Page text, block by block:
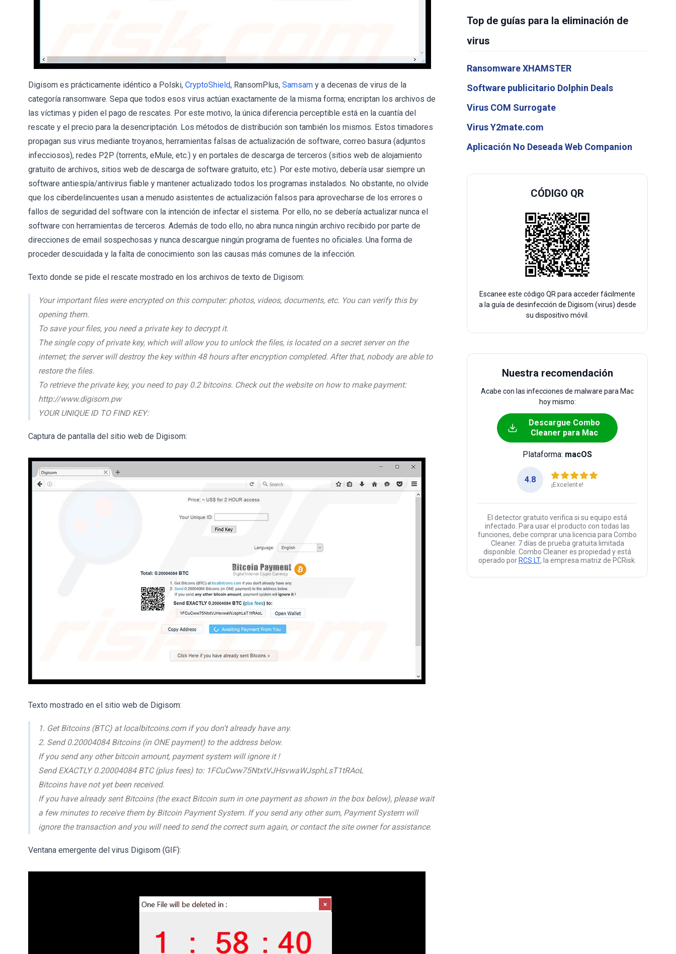
Digisom es prácticamente idéntico a Polski, CryptoShield, RansomPlus, Samsam y a decenas de virus de la
categoría ransomware. Sepa que todos esos virus actúan exactamente de la misma forma; encriptan los archivos de
las víctimas y piden el pago de rescates. Por este motivo, la única diferencia perceptible está en la cuantía del
rescate y el precio para la desencriptación. Los métodos de distribución son también los mismos. Estos timadores
propagan sus virus mediante troyanos, herramientas falsas de actualización de software, correo basura (adjuntos
infecciosos), redes P2P (torrents, eMule, etc.) y en portales de descarga de terceros (sitios web de alojamiento
gratuito de archivos, sitios web de descarga de software gratuito, etc.). Por este motivo, debería usar siempre un
software antiespía/antivirus fiable y mantener actualizado todos los programas instalados. No obstante, no olvide
que los ciberdelincuentes usan a menudo asistentes de actualización falsos para aprovecharse de los errores o
fallos de seguridad del software con la intención de infectar el sistema. Por ello, no se debería actualizar nunca el
software con herramientas de terceros. Además de todo ello, no abra nunca ningún archivo recibido por parte de
direcciones de email sospechosas y nunca descargue ningún programa de fuentes no oficiales. Una forma de
proceder descuidada y la falta de conocimiento son las causas más comunes de la infección.
Texto donde se pide el rescate mostrado en los archivos de texto de Digisom:
Your important files were encrypted on this computer: photos, videos, documents, etc. You can verify this by
opening them.
To save your files, you need a private key to decrypt it.
The single copy of private key, which will allow you to unlock the files, is located on a secret server on the
internet; the server will destroy the key within 48 hours after encryption completed. After that, nobody are able to
restore the files.
To retrieve the private key, you need to pay 0.2 bitcoins. Check out the website on how to make payment:
http://www.digisom.pw
YOUR UNIQUE ID TO FIND KEY:
Captura de pantalla del sitio web de Digisom:
Texto mostrado en el sitio web de Digisom:
1. Get Bitcoins (BTC) at localbitcoins.com if you don't already have any.
2. Send 0.20004084 Bitcoins (in ONE payment) to the address below.
If you send any other bitcoin amount, payment system will ignore it !
Send EXACTLY 0.20004084 BTC (plus fees) to: 1FCuCww75NtxtVJHsvwaWJsphLsT1tRAoL
Bitcoins have not yet been received.
If you have already sent Bitcoins (the exact Bitcoin sum in one payment as shown in the box below), please wait
a few minutes to receive them by Bitcoin Payment System. If you send any other sum, Payment System will
ignore the transaction and you will need to send the correct sum again, or contact the site owner for assistance.
Ventana emergente del virus Digisom (GIF):
Top de guías para la eliminación de
virus
Ransomware XHAMSTER
Software publicitario Dolphin Deals
Virus COM Surrogate
Virus Y2mate.com
Aplicación No Deseada Web Companion
CÓDIGO QR
Escanee este código QR para acceder fácilmente
a la guía de desinfección de Digisom (virus) desde
su dispositivo móvil.
Nuestra recomendación
Acabe con las infecciones de malware para Mac
hoy mismo:
Descargue Combo
Cleaner para Mac
Plataforma: macOS
4.8
¡Excelente!
El detector gratuito verifica si su equipo está
infectado. Para usar el producto con todas las
funciones, debe comprar una licencia para Combo
Cleaner. 7 días de prueba gratuita limitada
disponible. Combo Cleaner es propiedad y está
operado por RCS LT, la empresa matriz de PCRisk.